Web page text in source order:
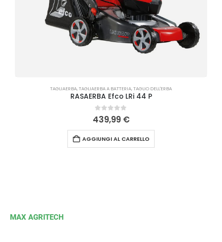
TAGLIAERBA,TAGLIAERBA A BATTERIA,TAGLIO DELL'ERBA
RASAERBA Efco LRi 44 P
0Su 5
439,99 €
AGGIUNGI AL CARRELLO
MAX AGRITECH